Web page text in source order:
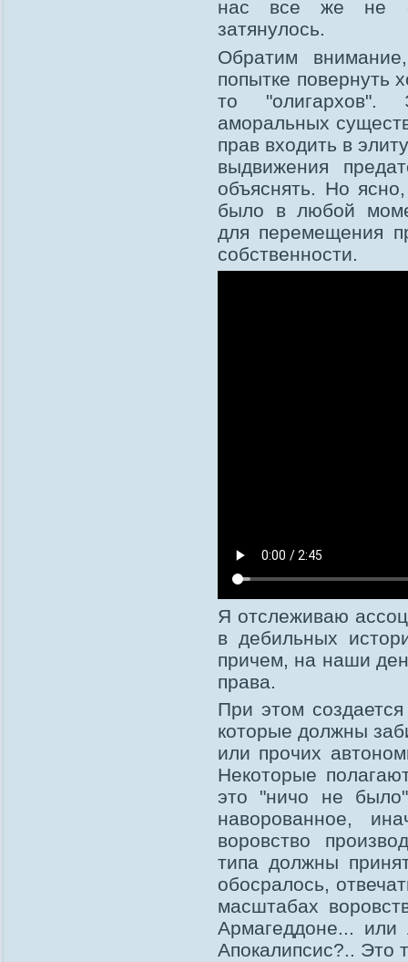
нас все же не
затянулось.
Обратим
попытке повернуть
то "олигархов".
аморальных
прав входить в
выдвижения
объяснять. Но
было в любой
для перемещения
собственности.
Я отслеживаю
в дебильных
причем, на наши
права.
При этом
которые должны
или прочих
Некоторые
это "ничо не
наворованное,
воровство
типа должны
обосралось,
масштабах
Армагеддоне... или
Апокалипсис?.. Это